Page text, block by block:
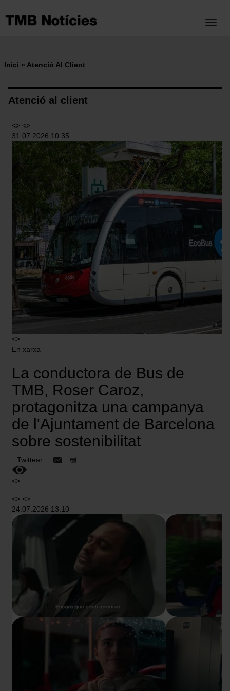
contingut
d'ariadna
Inici Atenció Al Client
Atenció al client
<> <>
31.07.2026 10:35
<>
En xarxa
La conductora de Bus de
TMB, Roser Caroz,
protagonitza una campanya
de l'Ajuntament de Barcelona
sobre sostenibilitat
Twittear
<>
<> <>
24.07.2026 13:10